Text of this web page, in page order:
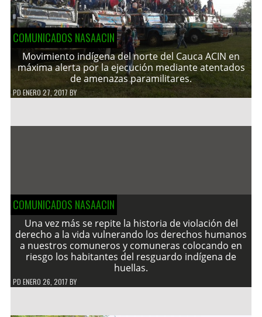
COMUNICADOS NASAACIN
Movimiento indígena del norte del Cauca ACIN en
máxima alerta por la ejecución mediante atentados
de amenazas paramilitares.
PDENERO 27, 2017 BY
COMUNICADOS NASAACIN
Una vez más se repite la historia de violación del
derecho a la vida vulnerando los derechos humanos
a nuestros comuneros y comuneras colocando en
riesgo los habitantes del resguardo indígena de
huellas.
PD ENERO 26, 2017 BY